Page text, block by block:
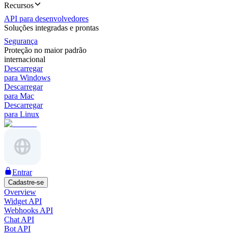
Recursos
API para desenvolvedores
Soluções integradas e prontas
Segurança
Proteção no maior padrão
internacional
Descarregar
para Windows
Descarregar
para Mac
Descarregar
para Linux
Entrar
Cadastre-se
Overview
Widget API
Webhooks API
Chat API
Bot API